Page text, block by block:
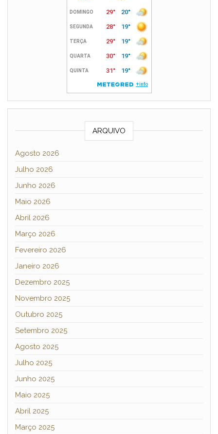
ARQUIVO
Agosto 2026
Julho 2026
Junho 2026
Maio 2026
Abril 2026
Março 2026
Fevereiro 2026
Janeiro 2026
Dezembro 2025
Novembro 2025
Outubro 2025
Setembro 2025
Agosto 2025
Julho 2025
Junho 2025
Maio 2025
Abril 2025
Março 2025